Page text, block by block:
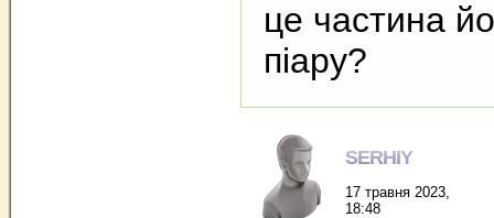
це частина
піару?
SERHIY
17 травня 2023,
18:48